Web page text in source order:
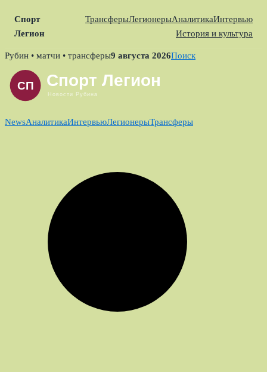
Спорт
Легион
ТрансферыЛегионерыАналитикаИнтервью
История и культура
Skip
content
Рубин • матчи • трансферы9 августа 2026Поиск
NewsАналитикаИнтервьюЛегионерыТрансферы